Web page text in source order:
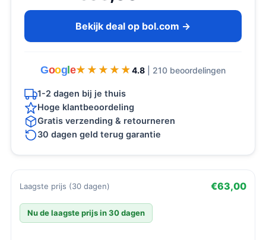
Bekijk deal op bol.com →
Goog e★★★★★
★★★★★ 4.8 | 210 beoordelingen
1-2 dagen bij je thuis
Hoge klantbeoordeling
Gratis verzending & retourneren
30 dagen geld terug garantie
Laagste prijs (30 dagen) €63,00
Nu de laagste prijs in 30 dagen